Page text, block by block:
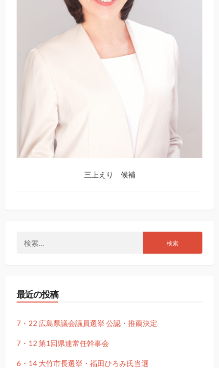
三上えり 候補
最近の投稿
7・22 広島県議会議員選挙 公認・推薦決定
7・12 第1回県連常任幹事会
6・14 大竹市長選挙・福田ひろみ氏当選